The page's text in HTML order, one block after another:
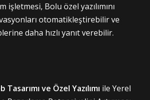
Bolu özel yazılımını
otomatikleştirebilir ve
daha hızlı yanıt verebilir.
ve Özel Yazılımı ile Yerel